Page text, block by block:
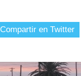
Compartir en Twitter